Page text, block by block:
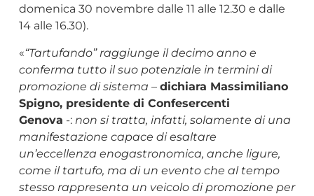
domenica 30 novembre dalle 11 alle 12.30 e dalle
14 alle 16.30).
«“Tartufando” raggiunge il decimo anno e
conferma tutto il suo potenziale in termini di
promozione di sistema – dichiara Massimiliano
Spigno, presidente di Confesercenti
Genova -: non si tratta, infatti, solamente di una
manifestazione capace di esaltare
un’eccellenza enogastronomica, anche ligure,
come il tartufo, ma di un evento che al tempo
stesso rappresenta un veicolo di promozione per